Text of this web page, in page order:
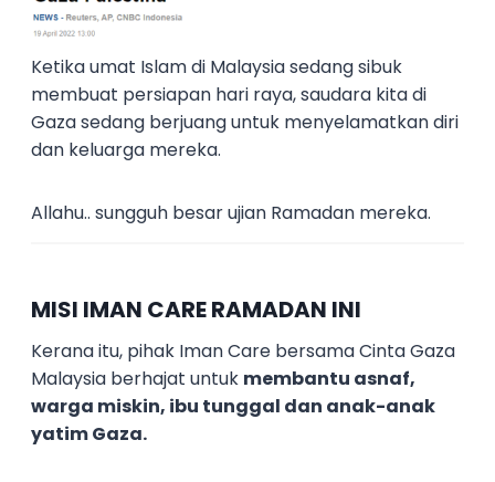
Ketika umat Islam di Malaysia sedang sibuk
membuat persiapan hari raya, saudara kita di
Gaza sedang berjuang untuk menyelamatkan diri
dan keluarga mereka.
Allahu.. sungguh besar ujian Ramadan mereka.
MISI IMAN CARE RAMADAN INI
Kerana itu, pihak Iman Care bersama Cinta Gaza
Malaysia berhajat untuk membantu asnaf,
warga miskin, ibu tunggal dan anak-anak
yatim Gaza.